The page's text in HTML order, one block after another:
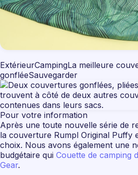
ExtérieurCampingLa meilleure
gonfléeSauvegarder
Pour votre information
Après une toute nouvelle série de
la couverture Rumpl Original Puffy
choix. Nous avons également une
budgétaire qui Couette de camping
Gear.